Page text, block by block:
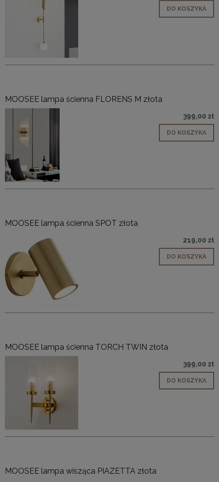
DO KOSZYKA
MOOSEE lampa ścienna FLORENS M złota
399,00 zł
DO KOSZYKA
MOOSEE lampa ścienna SPOT złota
219,00 zł
DO KOSZYKA
MOOSEE lampa ścienna TORCH TWIN złota
399,00 zł
DO KOSZYKA
MOOSEE lampa wisząca PIAZETTA złota